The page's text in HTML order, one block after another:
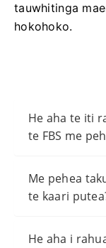
tauwhitinga
hokohoko.
He aha te iti
te FBS me
Me pehea
te kaari
He aha i